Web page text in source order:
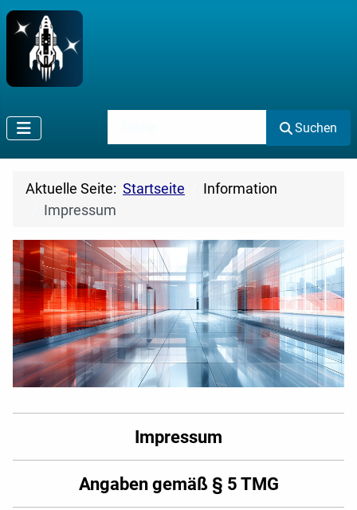
Suchen
Aktuelle Seite: Startseite
Information
Impressum
Impressum
Angaben gemäß § 5 TMG